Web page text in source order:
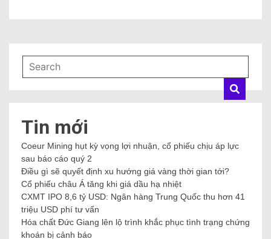
Tin mới
Coeur Mining hụt kỳ vọng lợi nhuận, cổ phiếu chịu áp lực
sau báo cáo quý 2
Điều gì sẽ quyết định xu hướng giá vàng thời gian tới?
Cổ phiếu châu Á tăng khi giá dầu hạ nhiệt
CXMT IPO 8,6 tỷ USD: Ngân hàng Trung Quốc thu hơn 41
triệu USD phí tư vấn
Hóa chất Đức Giang lên lộ trình khắc phục tình trạng chứng
khoán bị cảnh báo